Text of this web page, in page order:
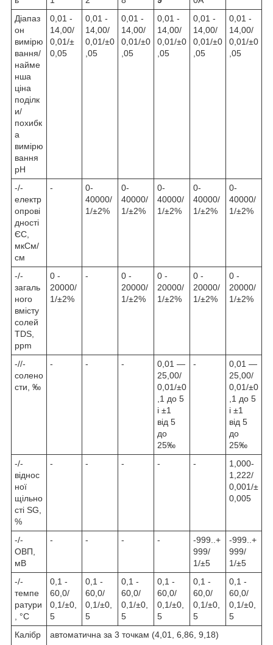
Діапаз
он
вимірю
вання/
найме
нша
ціна
поділк
и/
похибк
а
вимірю
вання
рН
0,01 -
14,00/
0,01/±
0,05
0,01 -
14,00/
0,01/±0
,05
0,01 -
14,00/
0,01/±0
,05
0,01 -
14,00/
0,01/±0
,05
0,01 -
14,00/
0,01/±0
,05
0,01 -
14,00/
0,01/±0
,05
-/-
електр
опрові
дності
ЄС,
мкСм/
см
-
0-
40000/
1/±2%
0-
40000/
1/±2%
0-
40000/
1/±2%
0-
40000/
1/±2%
0-
40000/
1/±2%
-/-
загаль
ного
вмісту
солей
TDS,
ppm
0 -
20000/
1/±2%
-
0 -
20000/
1/±2%
0 -
20000/
1/±2%
0 -
20000/
1/±2%
0 -
20000/
1/±2%
-//-
солено
сти, ‰
- - -
0,01 —
25,00/
0,01/±0
,1 до 5
і ±1
від 5
до
25‰
-
0,01 —
25,00/
0,01/±0
,1 до 5
і ±1
від 5
до
25‰
-/-
віднос
ної
щільно
сті SG,
%
- - - - -
1,000-
1,222/
0,001/±
0,005
-/-
ОВП,
мВ
- - - -
-999..+
999/
1/±5
-999..+
999/
1/±5
-/-
темпе
ратури
, °С
0,1 -
60,0/
0,1/±0,
5
0,1 -
60,0/
0,1/±0,
5
0,1 -
60,0/
0,1/±0,
5
0,1 -
60,0/
0,1/±0,
5
0,1 -
60,0/
0,1/±0,
5
0,1 -
60,0/
0,1/±0,
5
Калібр
автоматична за 3 точкам (4,01, 6,86, 9,18)